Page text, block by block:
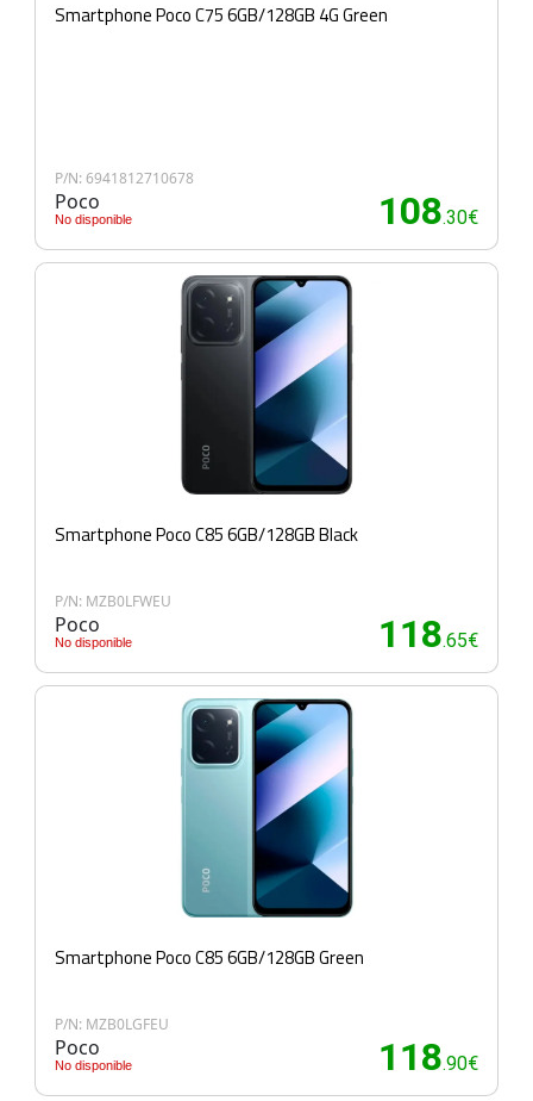
Smartphone Poco C75 6GB/128GB 4G Green
P/N: 6941812710678
Poco
No disponible 108.30€
Smartphone Poco C85 6GB/128GB Black
P/N: MZB0LFWEU
Poco
No disponible 118.65€
Smartphone Poco C85 6GB/128GB Green
P/N: MZB0LGFEU
Poco
No disponible 118.90€